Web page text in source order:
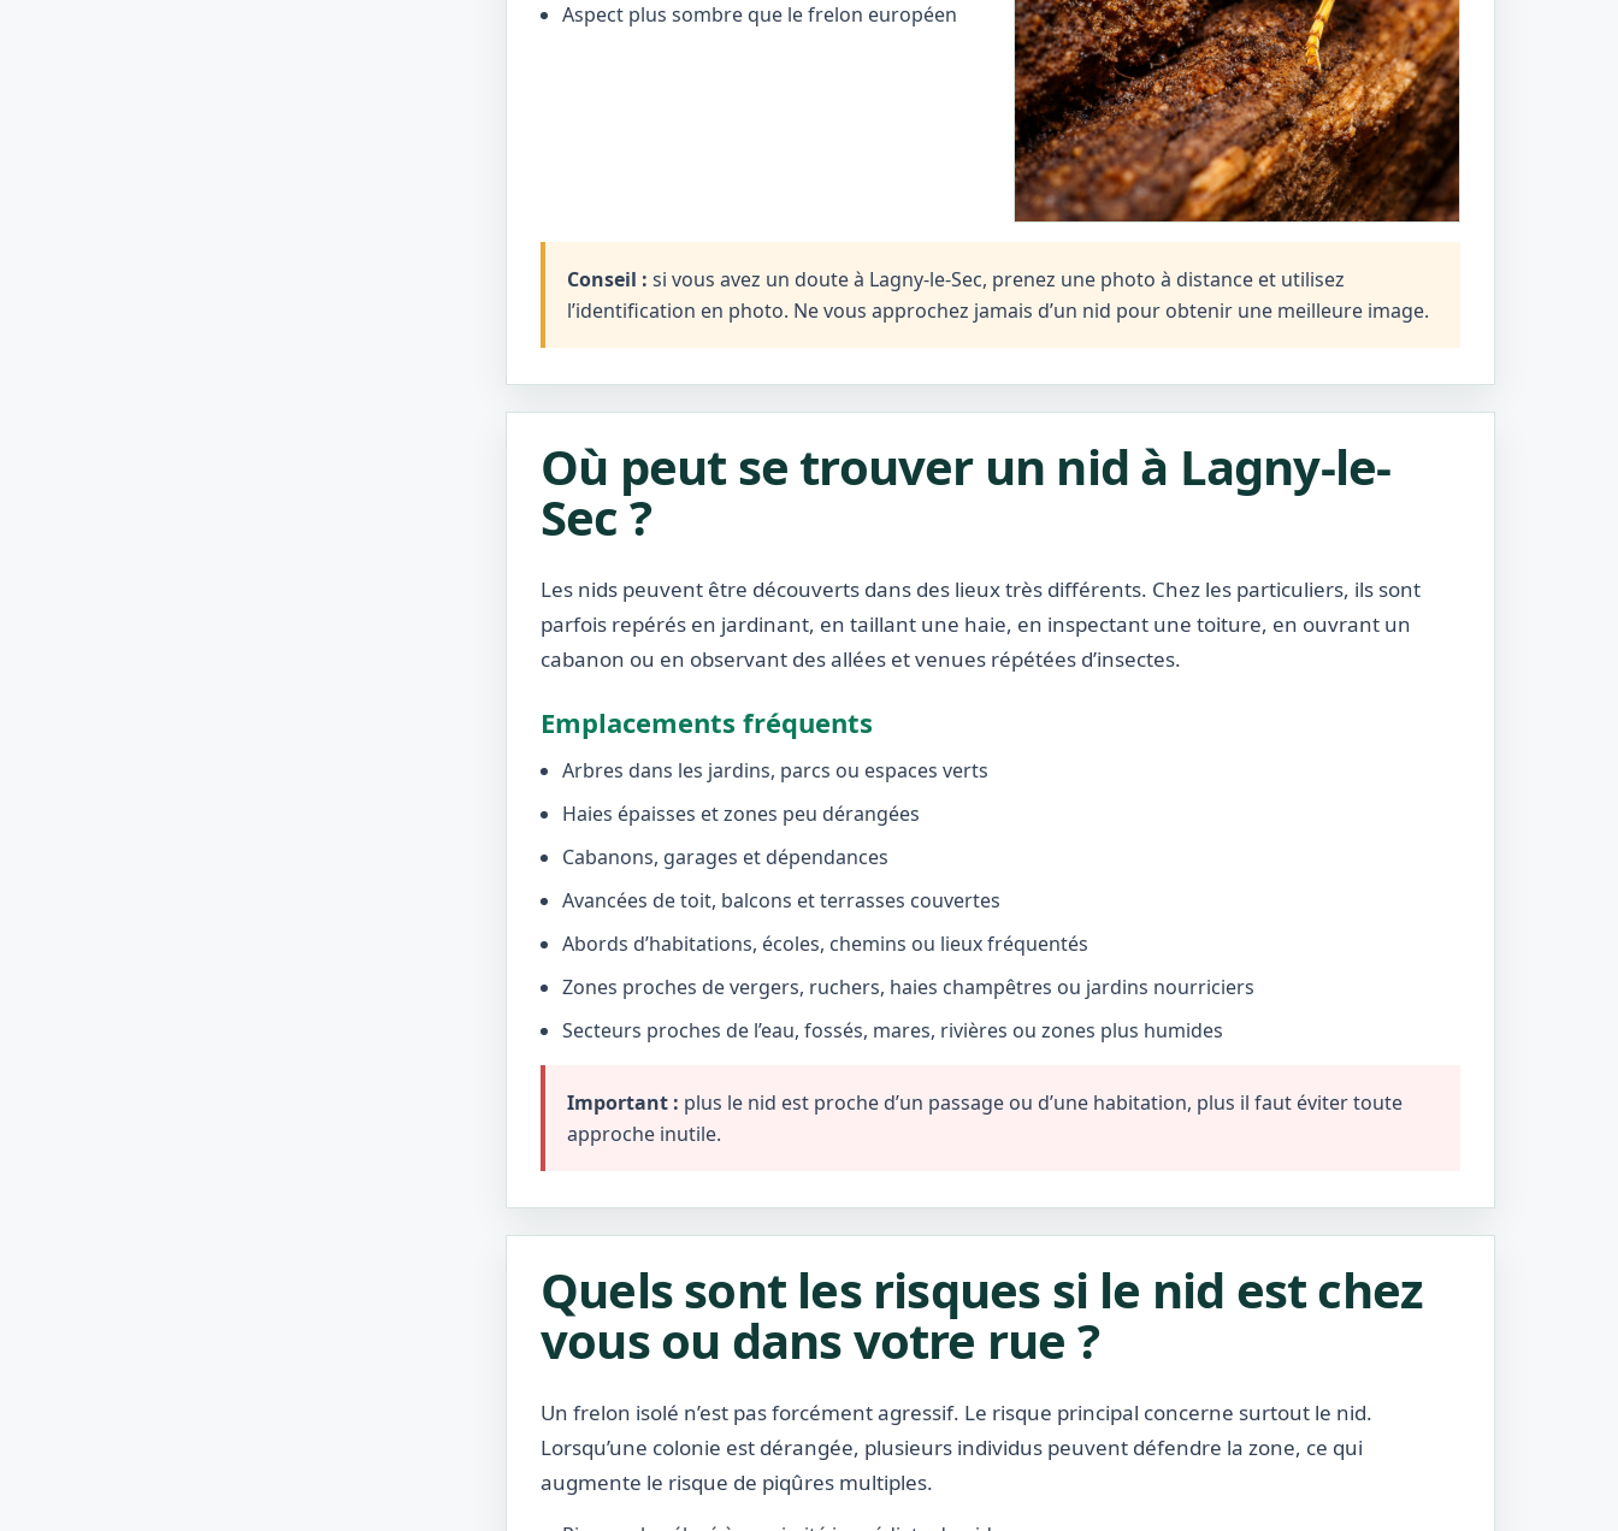
Aspect plus sombre que le frelon européen
Conseil : si vous avez un doute à Lagny-le-Sec, prenez une photo à distance et utilisez
l’identification en photo. Ne vous approchez jamais d’un nid pour obtenir une meilleure image.
Où peut se trouver un nid à Lagny-le-
Sec ?
Les nids peuvent être découverts dans des lieux très différents. Chez les particuliers, ils sont
parfois repérés en jardinant, en taillant une haie, en inspectant une toiture, en ouvrant un
cabanon ou en observant des allées et venues répétées d’insectes.
Emplacements fréquents
Arbres dans les jardins, parcs ou espaces verts
Haies épaisses et zones peu dérangées
Cabanons, garages et dépendances
Avancées de toit, balcons et terrasses couvertes
Abords d’habitations, écoles, chemins ou lieux fréquentés
Zones proches de vergers, ruchers, haies champêtres ou jardins nourriciers
Secteurs proches de l’eau, fossés, mares, rivières ou zones plus humides
Important : plus le nid est proche d’un passage ou d’une habitation, plus il faut éviter toute
approche inutile.
Quels sont les risques si le nid est chez
vous ou dans votre rue ?
Un frelon isolé n’est pas forcément agressif. Le risque principal concerne surtout le nid.
Lorsqu’une colonie est dérangée, plusieurs individus peuvent défendre la zone, ce qui
augmente le risque de piqûres multiples.